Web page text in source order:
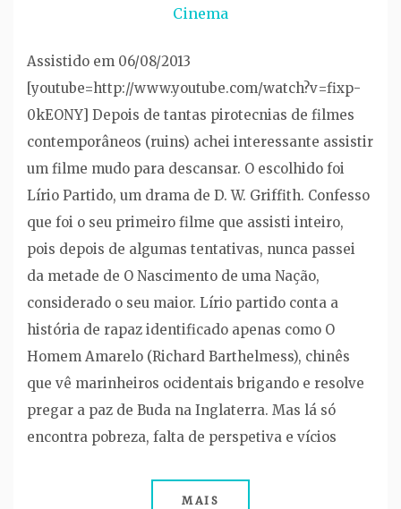
Cinema
Assistido em 06/08/2013
[youtube=http://www.youtube.com/watch?v=fixp-
0kEONY] Depois de tantas pirotecnias de filmes
contemporâneos (ruins) achei interessante assistir
um filme mudo para descansar. O escolhido foi
Lírio Partido, um drama de D. W. Griffith. Confesso
que foi o seu primeiro filme que assisti inteiro,
pois depois de algumas tentativas, nunca passei
da metade de O Nascimento de uma Nação,
considerado o seu maior. Lírio partido conta a
história de rapaz identificado apenas como O
Homem Amarelo (Richard Barthelmess), chinês
que vê marinheiros ocidentais brigando e resolve
pregar a paz de Buda na Inglaterra. Mas lá só
encontra pobreza, falta de perspetiva e vícios
MAIS